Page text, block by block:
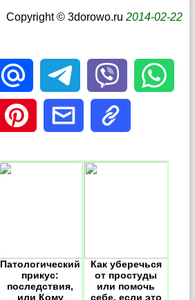
Copyright © 3dorowo.ru 2014-02-22
Патологический
прикус:
последствия,
или Кому
Как уберечься
от простуды
или помочь
себе, если это